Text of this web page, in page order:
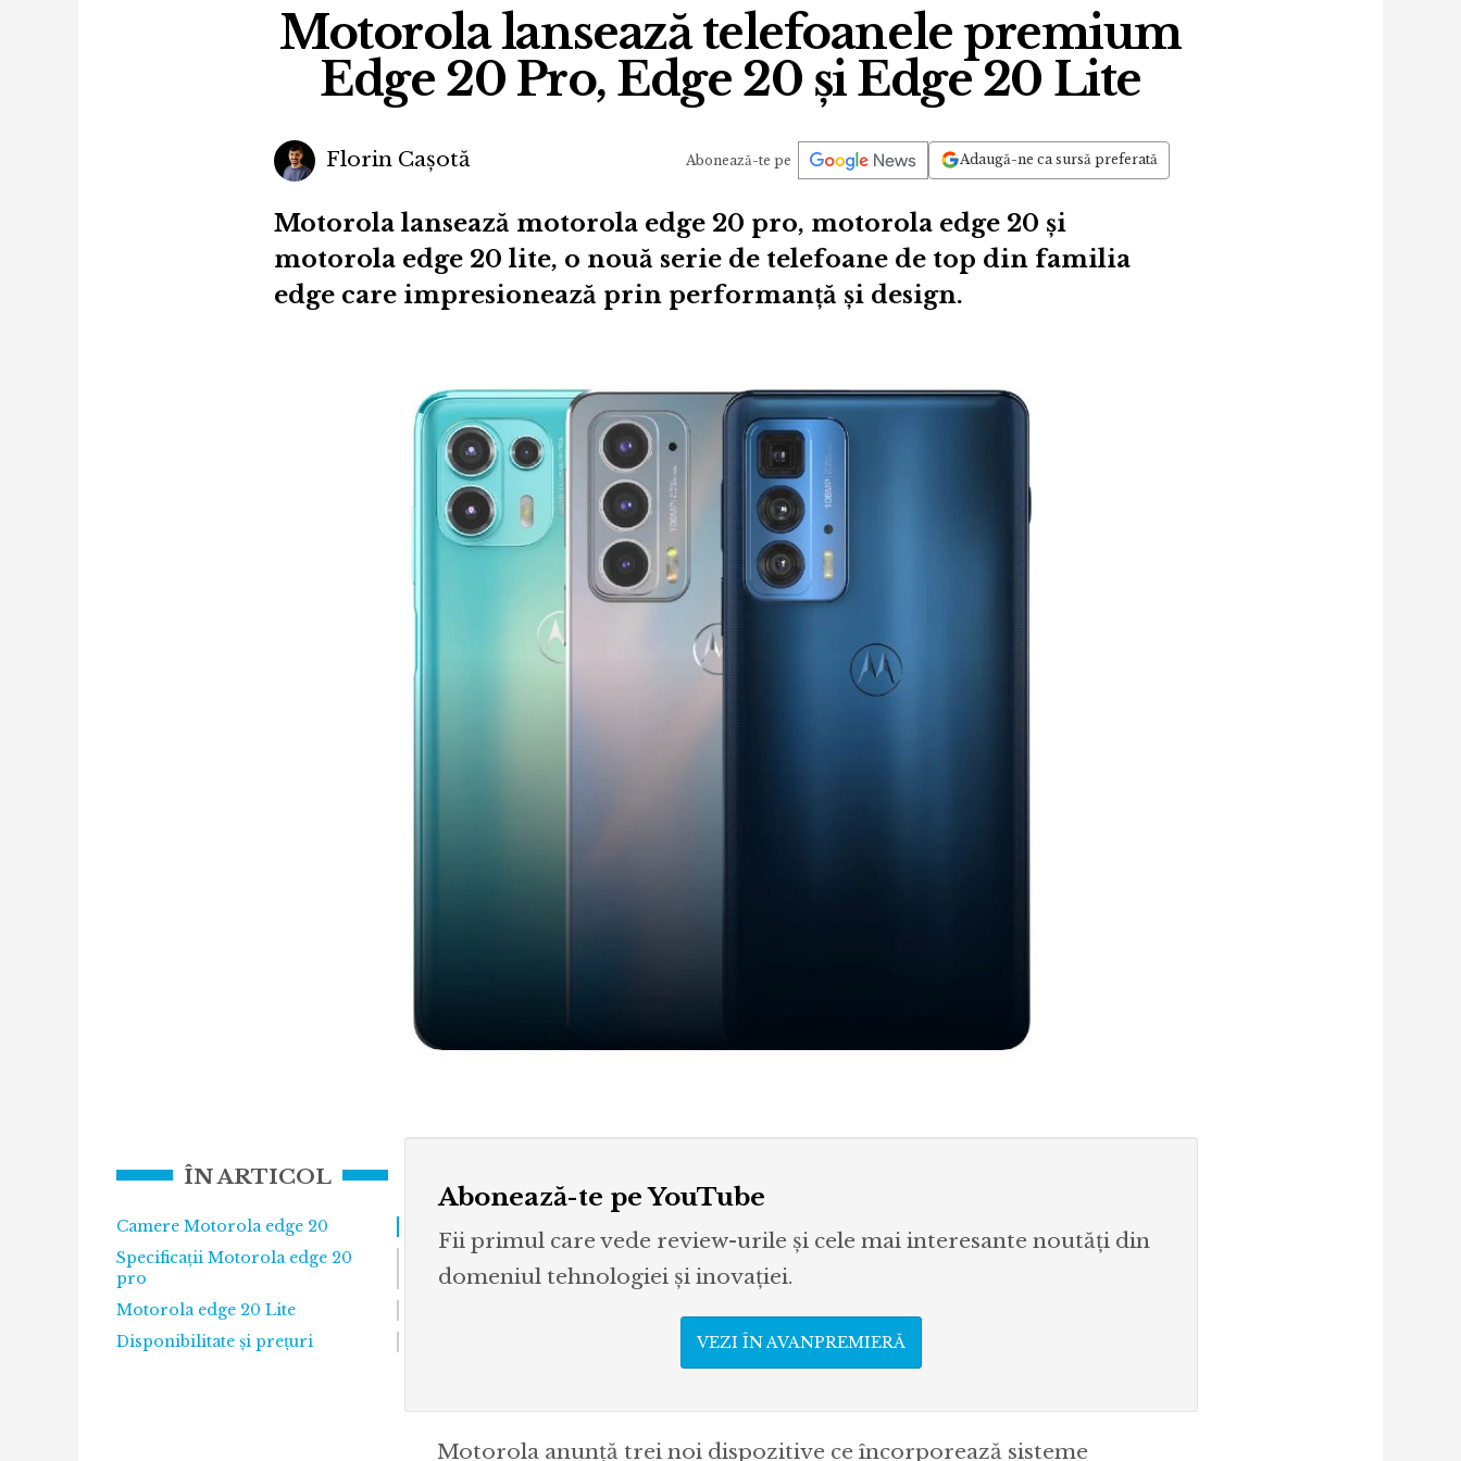
Motorola lansează telefoanele premium
Edge 20 Pro, Edge 20 și Edge 20 Lite
Florin Cașotă Abonează-te pe Adaugă-ne ca sursă preferată
Motorola lansează motorola edge 20 pro, motorola edge 20 și
motorola edge 20 lite, o nouă serie de telefoane de top din familia
edge care impresionează prin performanță și design.
ÎN ARTICOL
Camere Motorola edge 20
Specificații Motorola edge 20
pro
Motorola edge 20 Lite
Disponibilitate și prețuri
Abonează-te pe YouTube
Fii primul care vede review-urile și cele mai interesante noutăți din
domeniul tehnologiei și inovației.
VEZI ÎN AVANPREMIERĂ
Motorola anunță trei noi dispozitive ce încorporează sisteme